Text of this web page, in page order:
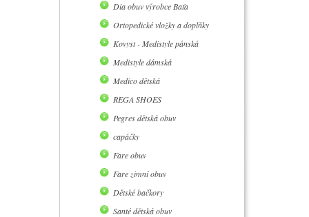
Dia obuv výrobce Baťa
Ortopedické vložky a doplňky
Kovyst - Medistyle pánská
Medistyle dámská
Medico dětská
REGA SHOES
Pegres dětská obuv
capáčky
Fare obuv
Fare zimní obuv
Dětské bačkory
Santé dětská obuv